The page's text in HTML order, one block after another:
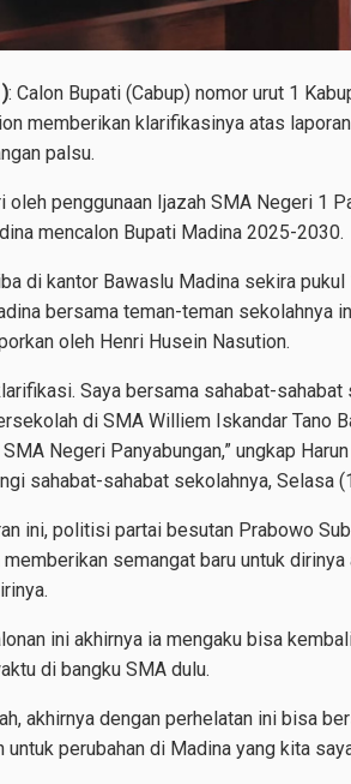
: Calon Bupati (Cabup) nomor urut 1
memberikan klarifikasinya atas
palsu.
penggunaan Ijazah SMA Negeri 1
mencalon Bupati Madina 2025-2030.
di kantor Bawaslu Madina sekira
bersama teman-teman sekolahnya
oleh Henri Husein Nasution.
Saya bersama sahabat-
di SMA Williem Iskandar Tano
Negeri Panyabungan,” ungkap
sahabat-sahabat sekolahnya, Selasa
ini, politisi partai besutan Prabowo
semangat baru untuk
ini akhirnya ia mengaku bisa
di bangku SMA dulu.
akhirnya dengan perhelatan ini bisa
perubahan di Madina yang kita